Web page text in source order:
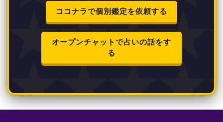
ココナラで個別鑑定を依頼する
オープンチャットで占いの話をす
る